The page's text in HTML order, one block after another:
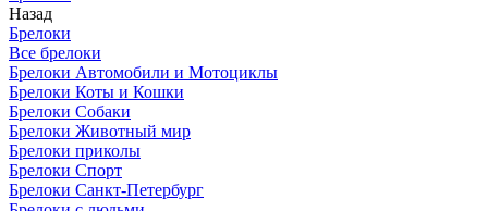
Назад
Брелоки
Все брелоки
Брелоки Автомобили и Мотоциклы
Брелоки Коты и Кошки
Брелоки Собаки
Брелоки Животный мир
Брелоки приколы
Брелоки Спорт
Брелоки Санкт-Петербург